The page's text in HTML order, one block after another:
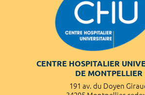
CENTRE HOSPITALIER
DE MONTPELLIER
191 av. du Doyen